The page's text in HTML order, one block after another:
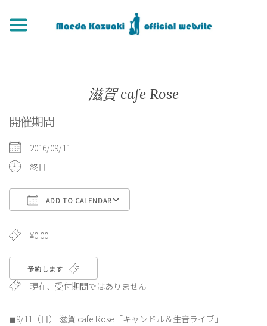
滋賀 cafe Rose
開催期間
2016/09/11
終日
ADD TO CALENDAR
¥0.00
予約します
現在、受付期間ではありません
◼︎9/11（日） 滋賀 cafe Rose「キャンドル＆生音ライブ」